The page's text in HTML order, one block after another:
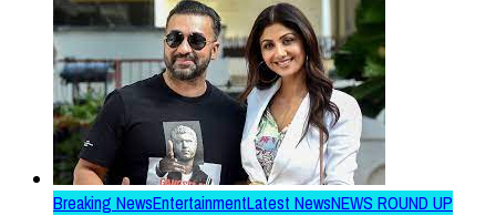
Breaking NewsEntertainmentLatest NewsNEWS ROUND UP